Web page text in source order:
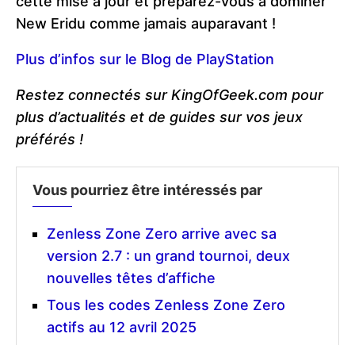
New Eridu comme jamais auparavant !
Plus d’infos sur le Blog de PlayStation
Restez connectés sur KingOfGeek.com pour
plus d’actualités et de guides sur vos jeux
préférés !
Vous pourriez être intéressés par
Zenless Zone Zero arrive avec sa
version 2.7 : un grand tournoi, deux
nouvelles têtes d’affiche
Tous les codes Zenless Zone Zero
actifs au 12 avril 2025